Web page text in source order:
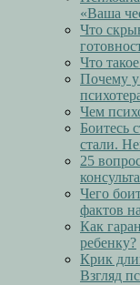
«Ваша
Что
Что
Почему у
Чем
Боитесь
стали.
25
Чего
фактов
Как
ребенку?
Крик
Взгляд